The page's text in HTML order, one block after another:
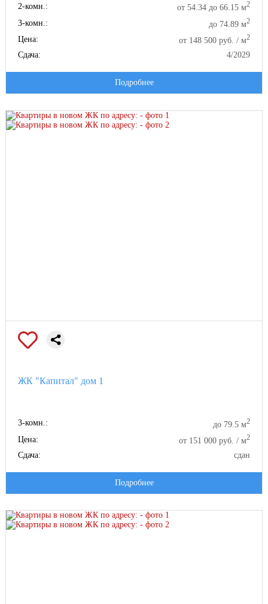
2-комн.: от 54.34 до 66.15 м2
3-комн.: до 74.89 м2
Цена: от 148 500 руб. / м2
Сдача: 4/2029
Подробнее
ЖК "Капитал" дом 1
3-комн.: до 79.5 м2
Цена: от 151 000 руб. / м2
Сдача: сдан
Подробнее